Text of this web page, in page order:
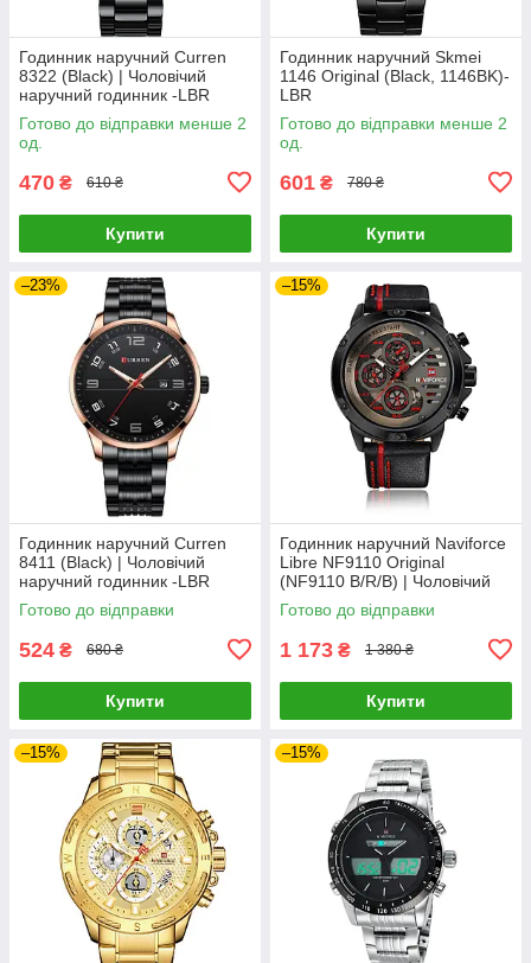
Годинник наручний Curren
8322 (Black) | Чоловічий
наручний годинник -LВR
Готово до відправки менше 2
од.
470 ₴ 610 ₴
Купити
Годинник наручний Skmei
1146 Original (Black, 1146BK)-
LВR
Готово до відправки менше 2
од.
601 ₴ 780 ₴
Купити
–23%
Годинник наручний Curren
8411 (Black) | Чоловічий
наручний годинник -LВR
Готово до відправки
524 ₴ 680 ₴
Купити
–15%
Годинник наручний Naviforce
Libre NF9110 Original
(NF9110 B/R/B) | Чоловічий
наручний годинник
Готово до відправки
1 173 ₴ 1 380 ₴
Купити
–15% –15%